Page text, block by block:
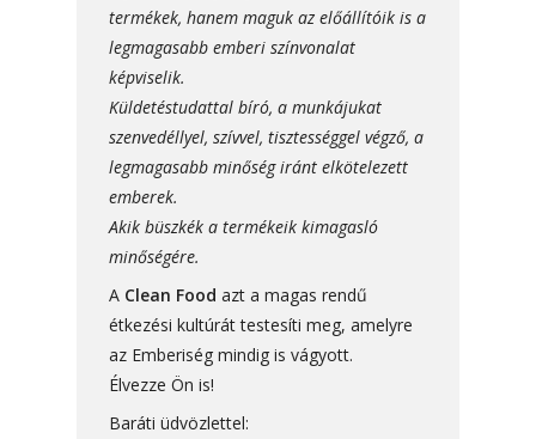
termékek, hanem maguk az előállítóik is a
legmagasabb emberi színvonalat
képviselik.
Küldetéstudattal bíró, a munkájukat
szenvedéllyel, szívvel, tisztességgel végző, a
legmagasabb minőség iránt elkötelezett
emberek.
Akik büszkék a termékeik kimagasló
minőségére.
A Clean Food azt a magas rendű
étkezési kultúrát testesíti meg, amelyre
az Emberiség mindig is vágyott.
Élvezze Ön is!
Baráti üdvözlettel: